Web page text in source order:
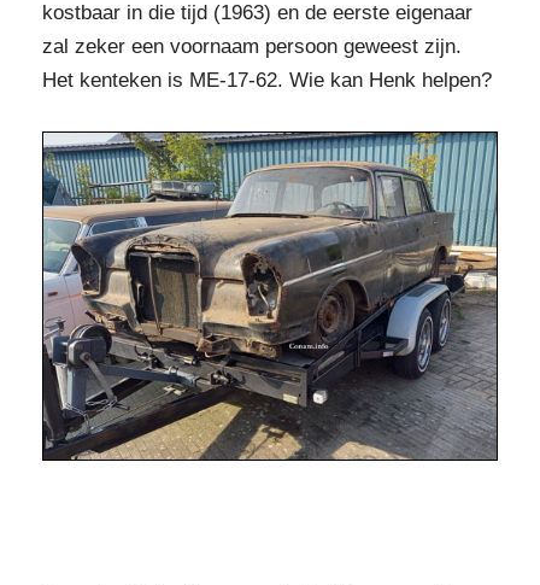
kostbaar in die tijd (1963) en de eerste eigenaar
zal zeker een voornaam persoon geweest zijn.
Het kenteken is ME-17-62. Wie kan Henk helpen?